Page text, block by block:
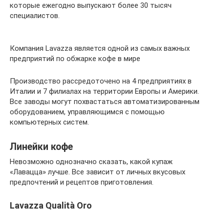
которые ежегодно выпускают более 30 тысяч
специалистов.
Компания Lavazza является одной из самых важных
предприятий по обжарке кофе в мире
Производство рассредоточено на 4 предприятиях в
Италии и 7 филиалах на территории Европы и Америки.
Все заводы могут похвастаться автоматизированным
оборудованием, управляющимся с помощью
компьютерных систем.
Линейки кофе
Невозможно однозначно сказать, какой купаж
«Лавацца» лучше. Все зависит от личных вкусовых
предпочтений и рецептов приготовления.
Lavazza Qualità Oro